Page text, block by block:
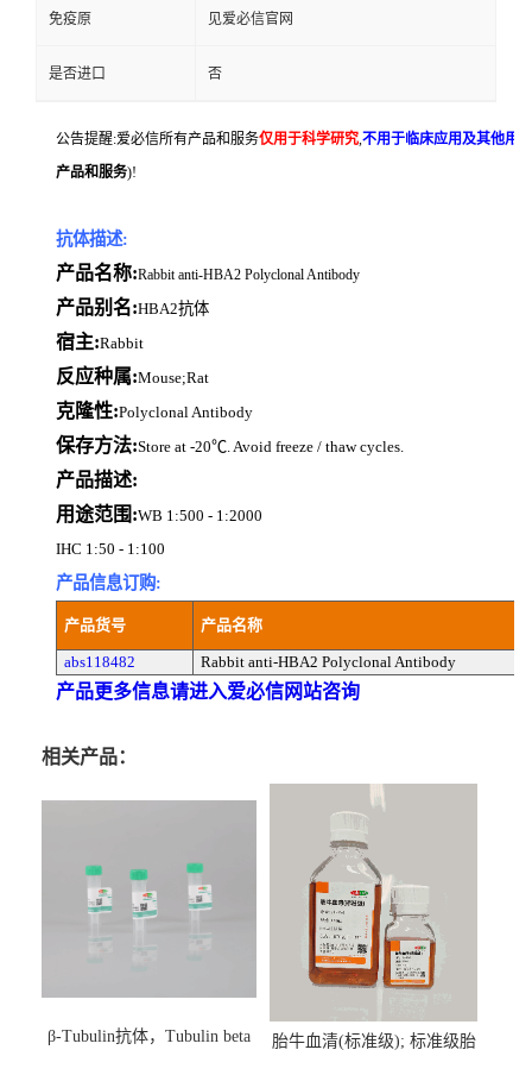
免疫原 见爱必信官网
是否进口 否
公告提醒:爱必信所有产品和服务仅用于科学研究,不用于临床应用及其他用
产品和服务)!
抗体描述:
产品名称:Rabbit anti-HBA2 Polyclonal Antibody
产品别名:HBA2抗体
宿主:Rabbit
反应种属:Mouse;Rat
克隆性:Polyclonal Antibody
保存方法:Store at -20℃. Avoid freeze / thaw cycles.
产品描述:
用途范围:WB 1:500 - 1:2000
IHC 1:50 - 1:100
产品信息订购:
产品货号 产品名称
abs118482 Rabbit anti-HBA2 Polyclonal Antibody
产品更多信息请进入爱必信网站咨询
相关产品：
β-Tubulin抗体，Tubulin beta
胎牛血清(标准级); 标准级胎